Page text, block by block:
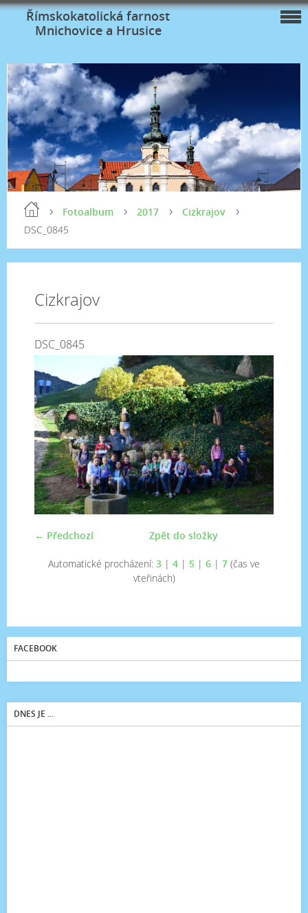
Římskokatolická farnost
Mnichovice a Hrusice
Fotoalbum 2017
Cizkrajov
DSC_0845
Cizkrajov
DSC_0845
← Předchozí Zpět do složky
Automatické procházení: 3 | 4 | 5 | 6 | 7 (čas ve
vteřinách)
FACEBOOK
DNES JE ...